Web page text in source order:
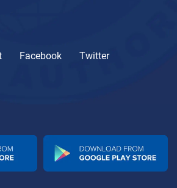
Facebook
Twitter